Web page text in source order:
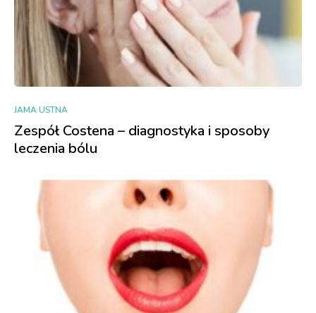
JAMA USTNA
Zespół Costena – diagnostyka i sposoby
leczenia bólu